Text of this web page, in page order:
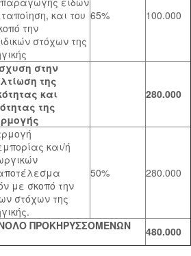
και του
την
στόχων της
65% 100.000
στην
της
και
της
280.000
και/ή
με σκοπό την
στόχων της
50% 280.000
ΠΡΟΚΗΡΥΣΣΟΜΕΝΩΝ
480.000